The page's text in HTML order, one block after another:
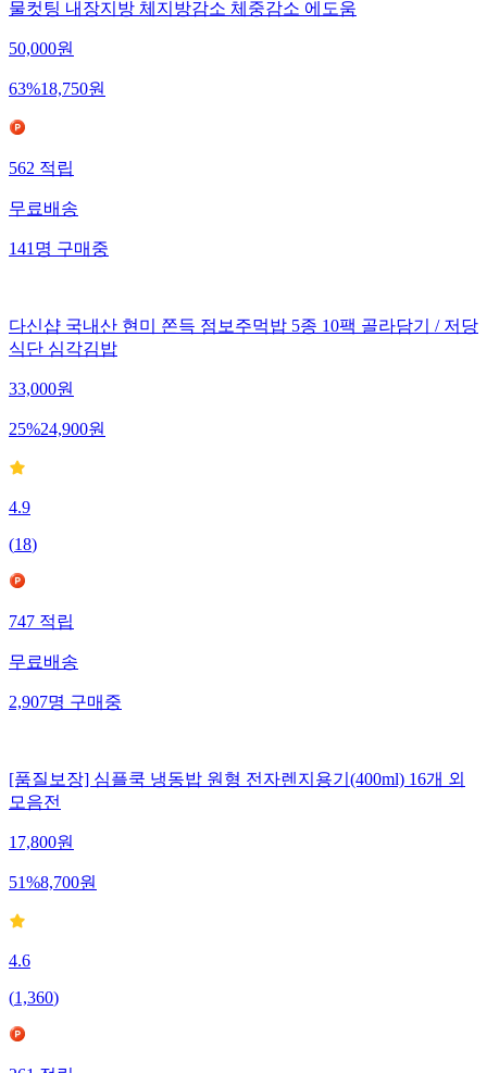
물컷팅 내장지방 체지방감소 체중감소 에도움
50,000원
63%18,750원
562적립
무료배송
141명구매중
다신샵 국내산 현미 쫀득 점보주먹밥 5종 10팩 골라담기 / 저당
식단 심각김밥
33,000원
25%24,900원
4.9
(18)
747적립
무료배송
2,907명구매중
[품질보장] 심플쿡 냉동밥 원형 전자렌지용기(400ml) 16개 외
모음전
17,800원
51%8,700원
4.6
(1,360)